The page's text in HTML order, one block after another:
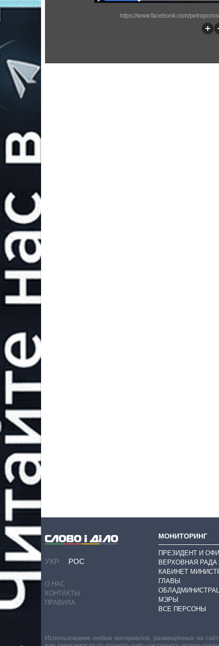
https://www.facebook.com/
УКР РОС
О НАС
КОНТАКТЫ
ПРАВИЛА
МОНИТОРИНГ
ПРЕЗИДЕНТ И
ВЕРХОВНАЯ РАДА
КАБИНЕТ
ГЛАВЫ
МЭРЫ
ВСЕ ПЕРСОНЫ
Использование любых материалов, размещённых на